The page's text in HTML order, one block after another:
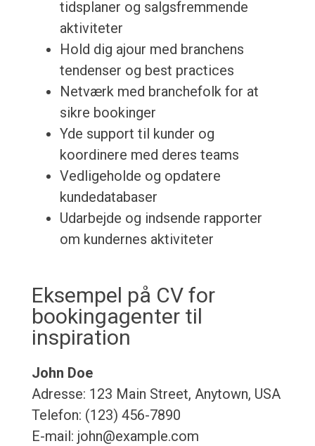
tidsplaner og salgsfremmende
aktiviteter
Hold dig ajour med branchens
tendenser og best practices
Netværk med branchefolk for at
sikre bookinger
Yde support til kunder og
koordinere med deres teams
Vedligeholde og opdatere
kundedatabaser
Udarbejde og indsende rapporter
om kundernes aktiviteter
Eksempel på CV for
bookingagenter til
inspiration
John Doe
Adresse: 123 Main Street, Anytown, USA
Telefon: (123) 456-7890
E-mail: john@example.com